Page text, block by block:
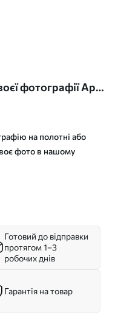
фотографії Арт.
на полотні або
фото в нашому
Готовий до відправки
протягом 1–3
робочих днів
Гарантія на товар